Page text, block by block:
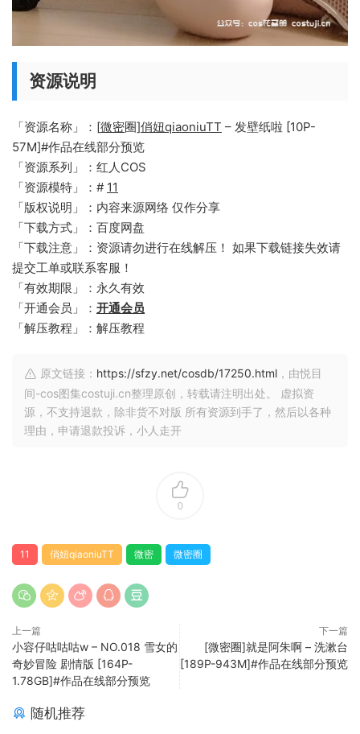
资源说明
「资源名称」：[微密圈]俏妞qiaoniuTT – 发壁纸啦 [10P-
57M]#作品在线部分预览
「资源系列」：红人COS
「资源模特」：# 11
「版权说明」：内容来源网络 仅作分享
「下载方式」：百度网盘
「下载注意」：资源请勿进行在线解压！ 如果下载链接失效请
提交工单或联系客服！
「有效期限」：永久有效
「开通会员」： 开通会员
「解压教程」：解压教程
原文链接： https://sfzy.net/cosdb/17250.html ，由悦目
间-cos图集costuji.cn整理原创，转载请注明出处。 虚拟资
源，不支持退款，除非货不对版 所有资源到手了，然后以各种
理由，申请退款投诉，小人走开
0
11 俏妞qiaoniuTT 微密 微密圈
上一篇
小容仔咕咕咕w – NO.018 雪女的
奇妙冒险 剧情版 [164P-
1.78GB]#作品在线部分预览
下一篇
[微密圈]就是阿朱啊 – 洗漱台
[189P-943M]#作品在线部分预览
随机推荐